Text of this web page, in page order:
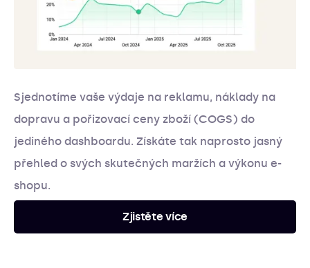
Sjednotíme vaše výdaje na reklamu, náklady na
dopravu a pořizovací ceny zboží (COGS) do
jediného dashboardu. Získáte tak naprosto jasný
přehled o svých skutečných maržích a výkonu e-
shopu.
Zjistěte více